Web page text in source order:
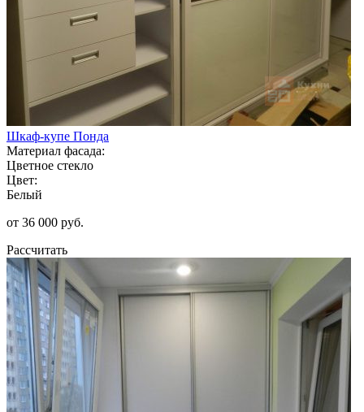
Шкаф-купе Понда
Материал фасада:
Цветное стекло
Цвет:
Белый
от 36 000 руб.
Рассчитать